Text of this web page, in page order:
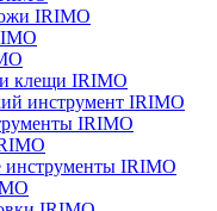
IRIMO
клещи IRIMO
инструмент IRIMO
IRIMO
инструменты IRIMO